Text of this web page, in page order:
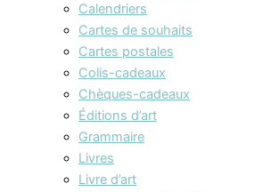
Calendriers
Cartes de souhaits
Cartes postales
Colis-cadeaux
Chèques-cadeaux
Éditions d’art
Grammaire
Livres
Livre d’art